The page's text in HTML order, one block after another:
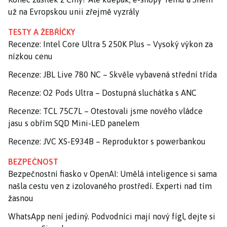
už na Evropskou unii zřejmě vyzrály
TESTY A ŽEBŘÍČKY
Recenze: Intel Core Ultra 5 250K Plus – Vysoký výkon za
nízkou cenu
Recenze: JBL Live 780 NC – Skvěle vybavená střední třída
Recenze: O2 Pods Ultra – Dostupná sluchátka s ANC
Recenze: TCL 75C7L – Otestovali jsme nového vládce
jasu s obřím SQD Mini-LED panelem
Recenze: JVC XS-E934B – Reproduktor s powerbankou
BEZPEČNOST
Bezpečnostní fiasko v OpenAI: Umělá inteligence si sama
našla cestu ven z izolovaného prostředí. Experti nad tím
žasnou
WhatsApp není jediný. Podvodníci mají nový fígl, dejte si